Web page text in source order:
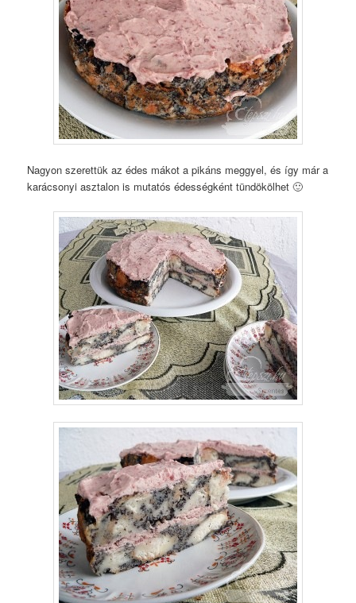
Nagyon szerettük az édes mákot a pikáns meggyel, és így már a
karácsonyi asztalon is mutatós édességként tündökölhet 🙂